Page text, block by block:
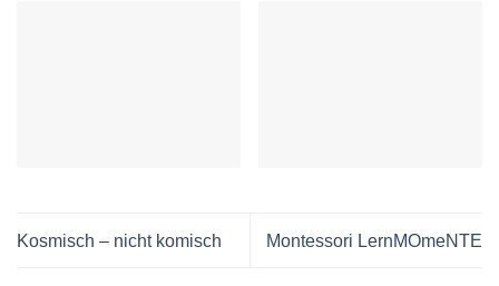
Kosmisch – nicht komisch Montessori LernMOmeNTE